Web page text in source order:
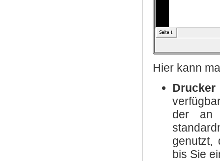
Hier kann
Drucker
der an
genutzt,
bis Sie